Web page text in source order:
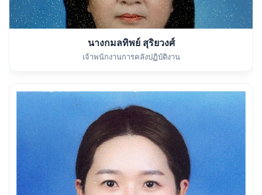
นางกมลทิพย์ สุริยวงศ์
เจ้าพนักงานการคลังปฏิบัติงาน